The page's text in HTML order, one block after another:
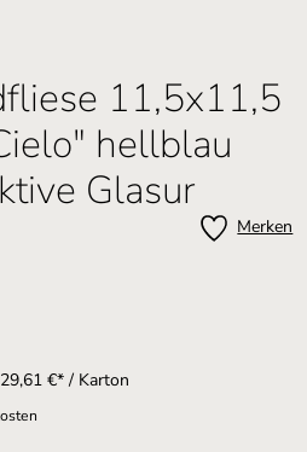
11,5x11,5
hellblau
Glasur
Merken
29,61 €* / Karton